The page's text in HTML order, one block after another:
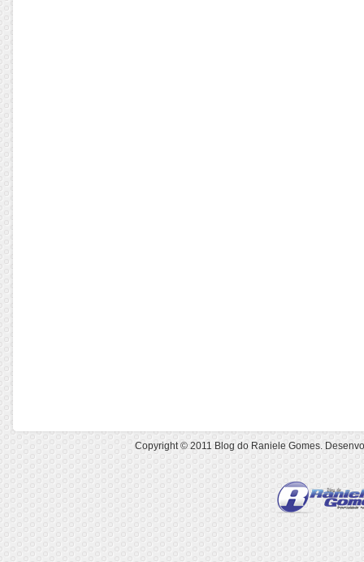
Copyright © 2011 Blog do Raniele Gomes .